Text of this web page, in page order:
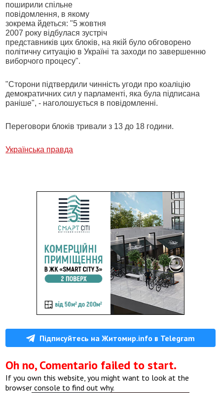
поширили спільне
повідомлення, в якому
зокрема йдеться: "5 жовтня
2007 року відбулася зустріч
представників цих блоків, на якій було обговорено
політичну ситуацію в Україні та заходи по завершенню
виборчого процесу".
"Сторони підтвердили чинність угоди про коаліцію
демократичних сил у парламенті, яка була підписана
раніше", - наголошується в повідомленні.
Переговори блоків тривали з 13 до 18 години.
Українська правда
Підписуйтесь на Житомир.info в Telegram
Oh no, Comentario failed to start.
If you own this website, you might want to look at the
browser console to find out why.